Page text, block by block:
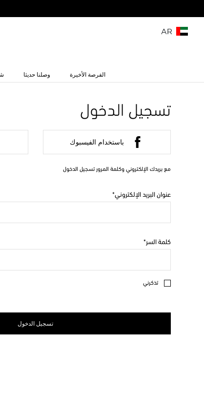
AR
الفرصة الأخيرة وصلنا حديثا
تسجيل الدخول
باستخدام الفيسبوك
مع بريدك الإلكتروني وكلمة المرور تسجيل الدخول
عنوان البريد الإلكتروني
كلمة السر
تذكرني
تسجيل الدخول